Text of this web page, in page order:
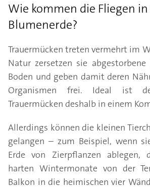
Wie kommen die Fliegen
Blumenerde?
Trauermücken treten vermehrt im
Natur zersetzen sie
Boden und geben damit deren
Organismen frei. Ideal ist
Trauermücken deshalb in einem
Allerdings können die kleinen
gelangen – zum Beispiel, wenn
Erde von Zierpflanzen ablegen,
harten Wintermonate von der
Balkon in die heimischen vier